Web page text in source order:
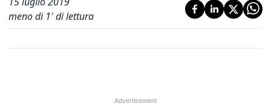
meno di 1' di lettura